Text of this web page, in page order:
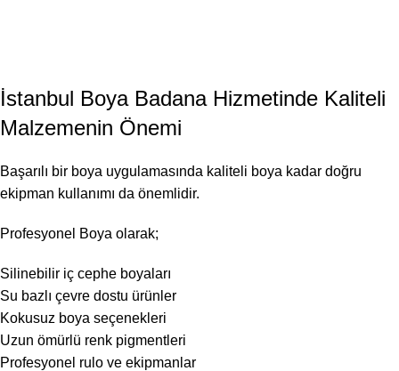
İstanbul Boya Badana Hizmetinde Kaliteli
Malzemenin Önemi
Başarılı bir boya uygulamasında kaliteli boya kadar doğru
ekipman kullanımı da önemlidir.
Profesyonel Boya olarak;
Silinebilir iç cephe boyaları
Su bazlı çevre dostu ürünler
Kokusuz boya seçenekleri
Uzun ömürlü renk pigmentleri
Profesyonel rulo ve ekipmanlar